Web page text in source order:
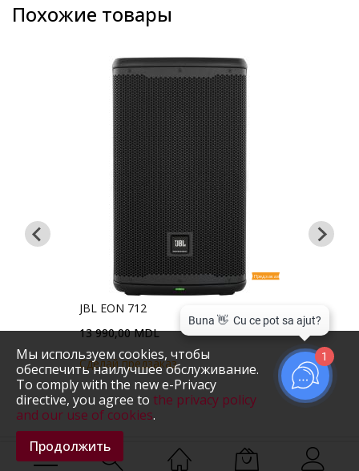
Мы используем cookies, чтобы
обеспечить наилучшее обслуживание.
To comply with the new e-Privacy
directive, you agree to the privacy policy
and our use of cookies.
Продолжить
Похожие товары
31.08
Предзаказ
JBL EON 712
13 990,00 MDL
Cделай предзаказ
1